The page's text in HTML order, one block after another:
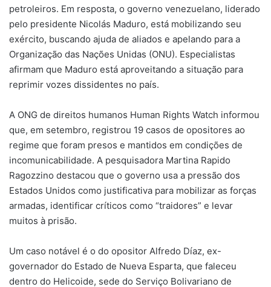
petroleiros. Em resposta, o governo venezuelano, liderado
pelo presidente Nicolás Maduro, está mobilizando seu
exército, buscando ajuda de aliados e apelando para a
Organização das Nações Unidas (ONU). Especialistas
afirmam que Maduro está aproveitando a situação para
reprimir vozes dissidentes no país.
A ONG de direitos humanos Human Rights Watch informou
que, em setembro, registrou 19 casos de opositores ao
regime que foram presos e mantidos em condições de
incomunicabilidade. A pesquisadora Martina Rapido
Ragozzino destacou que o governo usa a pressão dos
Estados Unidos como justificativa para mobilizar as forças
armadas, identificar críticos como “traidores” e levar
muitos à prisão.
Um caso notável é o do opositor Alfredo Díaz, ex-
governador do Estado de Nueva Esparta, que faleceu
dentro do Helicoide, sede do Serviço Bolivariano de